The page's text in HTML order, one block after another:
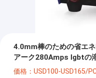
4.0mm棒のための省エ
アーク280Amps Igbtの
価格：USD100-USD165/